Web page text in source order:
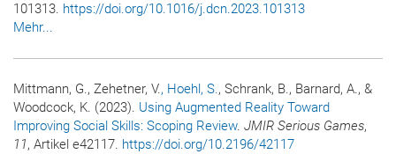
101313. https://doi.org/10.1016/j.dcn.2023.101313
Mehr...
Mittmann, G., Zehetner, V., Hoehl, S., Schrank, B., Barnard, A., &
Woodcock, K. (2023). Using Augmented Reality Toward
Improving Social Skills: Scoping Review. JMIR Serious Games,
11, Artikel e42117. https://doi.org/10.2196/42117